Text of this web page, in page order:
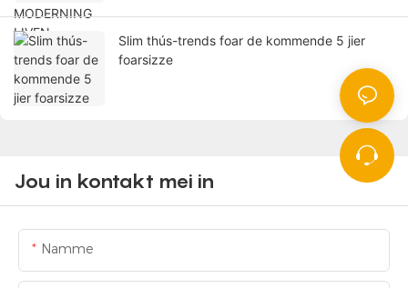
Slim thús-trends foar de kommende 5 jier
foarsizze
Jou in kontakt mei in
Namme